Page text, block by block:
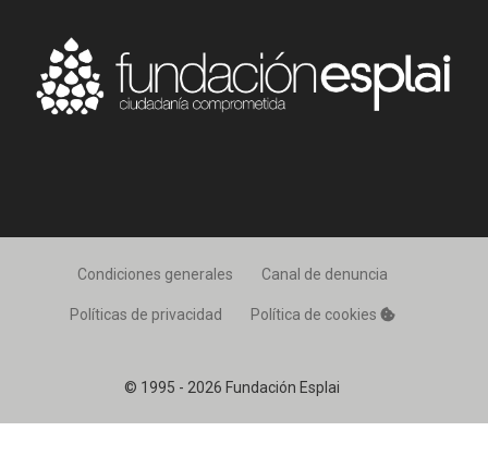
© 1995 - 2026 Fundación Esplai
Condiciones generales Canal de denuncia
Políticas de privacidad Política de cookies